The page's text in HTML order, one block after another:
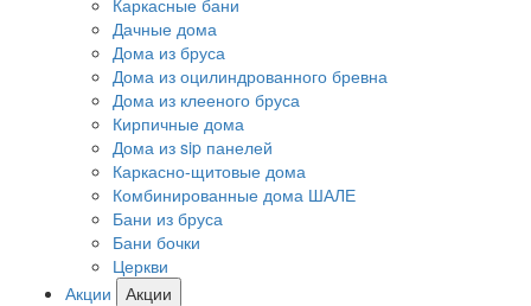
Дачные дома
Дома из бруса
Дома из оцилиндрованного бревна
Дома из клееного бруса
Кирпичные дома
Дома из sip панелей
Каркасно-щитовые дома
Комбинированные дома ШАЛЕ
Бани из бруса
Бани бочки
Церкви
Акции
Акции